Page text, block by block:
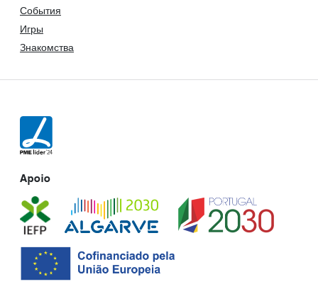
События
Игры
Знакомства
Apoio